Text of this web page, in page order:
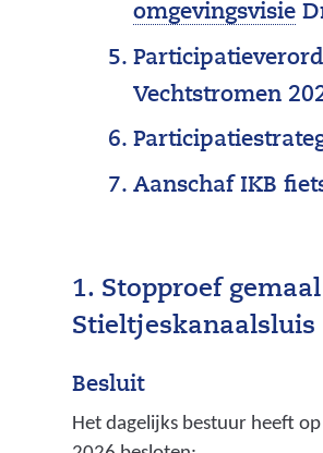
omgevingsvisie(
p
r
i
i
l
Vechtstromen
Aanschaf IKB
1. Stopproef gemaal
Stieltjeskanaalsluis
Besluit
Het dagelijks bestuur heeft